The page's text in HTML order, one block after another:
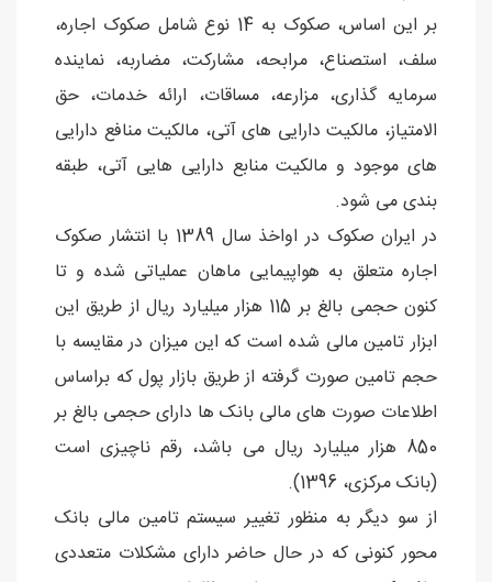
بر این اساس، صکوک به 14 نوع شامل صکوک اجاره،
سلف، استصناع، مرابحه، مشارکت، مضاربه، نماینده
سرمایه گذاری، مزارعه، مساقات، ارائه خدمات، حق
الامتیاز، مالکیت دارایی های آتی، مالکیت منافع دارایی
های موجود و مالکیت منابع دارایی هایی آتی، طبقه
بندی می شود.
در ایران صکوک در اواخذ سال 1389 با انتشار صکوک
اجاره متعلق به هواپیمایی ماهان عملیاتی شده و تا
کنون حجمی بالغ بر 115 هزار میلیارد ریال از طریق این
ابزار تامین مالی شده است که این میزان در مقایسه با
حجم تامین صورت گرفته از طریق بازار پول که براساس
اطلاعات صورت های مالی بانک ها دارای حجمی بالغ بر
850 هزار میلیارد ریال می باشد، رقم ناچیزی است
(بانک مرکزی، 1396).
از سو دیگر به منظور تغییر سیستم تامین مالی بانک
محور کنونی که در حال حاضر دارای مشکلات متعددی